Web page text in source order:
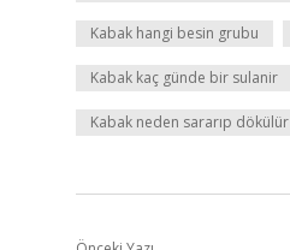
Kabak hangi besin grubu
Kabak kaç günde bir sulanir
Kabak neden sararıp dökülür